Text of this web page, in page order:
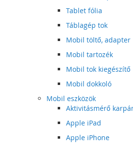
Tablet fólia
Táblagép tok
Mobil töltő, adapter
Mobil tartozék
Mobil tok kiegészítő
Mobil dokkoló
Mobil eszközök
Aktivitásmérő
Apple iPad
Apple iPhone